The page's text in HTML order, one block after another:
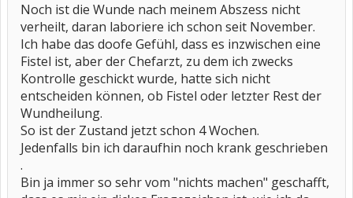
Noch ist die Wunde nach meinem Abszess nicht
verheilt, daran laboriere ich schon seit November.
Ich habe das doofe Gefühl, dass es inzwischen eine
Fistel ist, aber der Chefarzt, zu dem ich zwecks
Kontrolle geschickt wurde, hatte sich nicht
entscheiden können, ob Fistel oder letzter Rest der
Wundheilung.
So ist der Zustand jetzt schon 4 Wochen.
Jedenfalls bin ich daraufhin noch krank geschrieben
.
Bin ja immer so sehr vom "nichts machen" geschafft,